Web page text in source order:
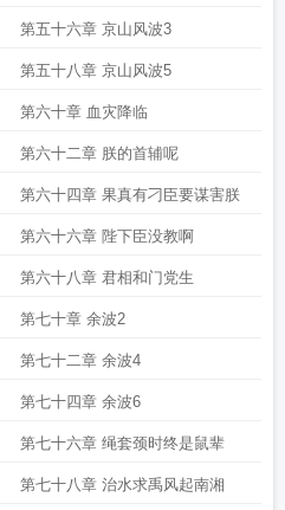
第五十六章 京山风波3
第五十八章 京山风波5
第六十章 血灾降临
第六十二章 朕的首辅呢
第六十四章 果真有刁臣要谋害朕
第六十六章 陛下臣没教啊
第六十八章 君相和门党生
第七十章 余波2
第七十二章 余波4
第七十四章 余波6
第七十六章 绳套颈时终是鼠辈
第七十八章 治水求禹风起南湘